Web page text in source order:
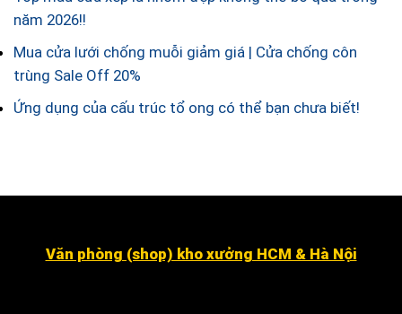
năm 2026!!
Mua cửa lưới chống muỗi giảm giá | Cửa chống côn
trùng Sale Off 20%
Ứng dụng của cấu trúc tổ ong có thể bạn chưa biết!
Văn phòng (shop) kho xưởng HCM & Hà Nội